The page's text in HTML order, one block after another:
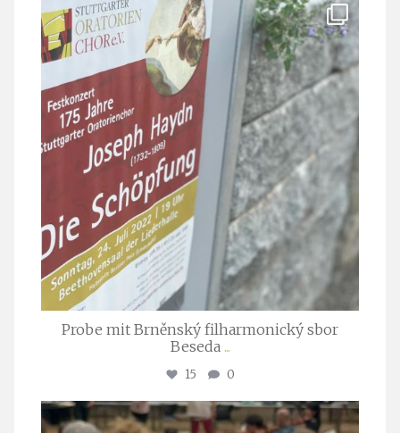
stuttgarter_oratorienchor
Juli 23
Probe mit Brněnský filharmonický sbor
Beseda ...
15 0
stuttgarter_oratorienchor
Juli 23